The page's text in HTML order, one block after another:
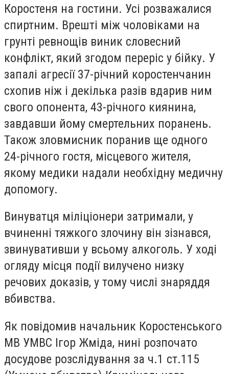
Коростеня на гостини. Усі розважалися
спиртним. Врешті між чоловіками на
грунті ревнощів виник словесний
конфлікт, який згодом переріс у бійку. У
запалі агресії 37-річний коростенчанин
схопив ніж і декілька разів вдарив ним
свого опонента, 43-річного киянина,
завдавши йому смертельних поранень.
Також зловмисник поранив ще одного
24-річного гостя, місцевого жителя,
якому медики надали необхідну медичну
допомогу.
Винуватця міліціонери затримали, у
вчиненні тяжкого злочину він зізнався,
звинувативши у всьому алкоголь. У ході
огляду місця події вилучено низку
речових доказів, у тому числі знаряддя
вбивства.
Як повідомив начальник Коростенського
МВ УМВС Ігор Жміда, нині розпочато
досудове розслідування за ч.1 ст.115